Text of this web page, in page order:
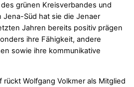
grünen Kreisverbandes und
Jena-Süd hat sie die Jenaer
Jahren bereits positiv prägen
ihre Fähigkeit, andere
sowie ihre kommunikative
Wolfgang Volkmer als Mitglied